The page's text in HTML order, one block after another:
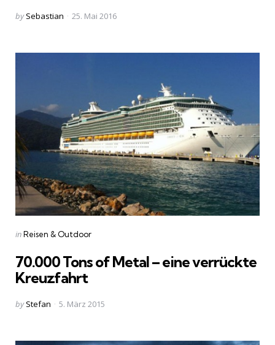
Posted
by Sebastian 25. Mai 2016
Categories
Posted
inReisen & Outdoor
70.000 Tons of Metal – eine verrückte
Kreuzfahrt
Posted
by Stefan 5. März 2015